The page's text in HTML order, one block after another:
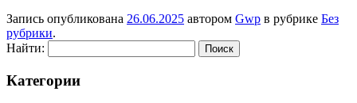
Запись опубликована 26.06.2025 автором Gwp в рубрике Без
рубрики.
Найти:
Категории